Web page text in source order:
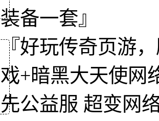
装备一套』
『好玩传奇页游
戏+暗黑大天使网
先公益服 超变网